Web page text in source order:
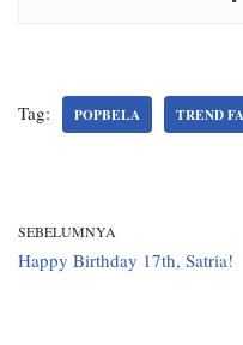
Tag: POPBELA TREND
SEBELUMNYA
Happy Birthday 17th, Satria!